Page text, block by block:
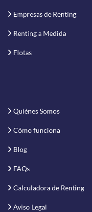
Empresas de Renting
Renting a Medida
Flotas
Quiénes Somos
Cómo funciona
Blog
FAQs
Calculadora de Renting
Aviso Legal